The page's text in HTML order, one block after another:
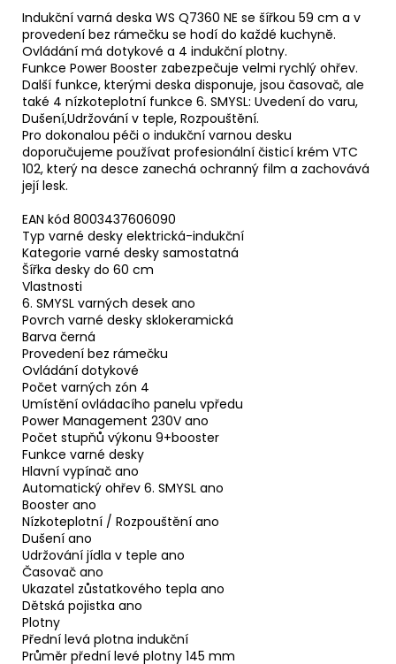
Indukční varná deska WS Q7360 NE se šířkou 59 cm a v
provedení bez rámečku se hodí do každé kuchyně.
Ovládání má dotykové a 4 indukční plotny.
Funkce Power Booster zabezpečuje velmi rychlý ohřev.
Další funkce, kterými deska disponuje, jsou časovač, ale
také 4 nízkoteplotní funkce 6. SMYSL: Uvedení do varu,
Dušení,Udržování v teple, Rozpouštění.
Pro dokonalou péči o indukční varnou desku
doporučujeme používat profesionální čisticí krém VTC
102, který na desce zanechá ochranný film a zachovává
její lesk.
EAN kód 8003437606090
Typ varné desky elektrická-indukční
Kategorie varné desky samostatná
Šířka desky do 60 cm
Vlastnosti
6. SMYSL varných desek ano
Povrch varné desky sklokeramická
Barva černá
Provedení bez rámečku
Ovládání dotykové
Počet varných zón 4
Umístění ovládacího panelu vpředu
Power Management 230V ano
Počet stupňů výkonu 9+booster
Funkce varné desky
Hlavní vypínač ano
Automatický ohřev 6. SMYSL ano
Booster ano
Nízkoteplotní / Rozpouštění ano
Dušení ano
Udržování jídla v teple ano
Časovač ano
Ukazatel zůstatkového tepla ano
Dětská pojistka ano
Plotny
Přední levá plotna indukční
Průměr přední levé plotny 145 mm
Kč